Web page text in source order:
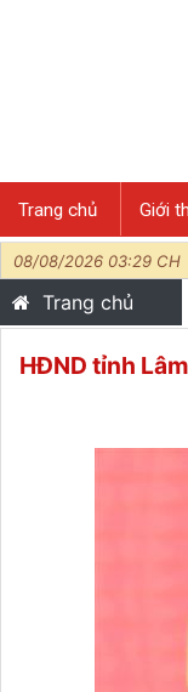
08/08/2026 03:29 CH
Trang chủ Giới
Trang chủ
HĐND tỉnh